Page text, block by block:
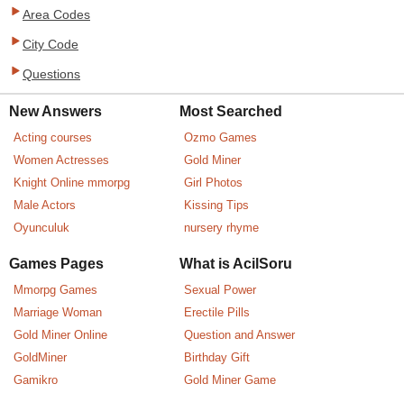
Area Codes
City Code
Questions
New Answers
Acting courses
Women Actresses
Knight Online mmorpg
Male Actors
Oyunculuk
Most Searched
Ozmo Games
Gold Miner
Girl Photos
Kissing Tips
nursery rhyme
Games Pages
Mmorpg Games
Marriage Woman
Gold Miner Online
GoldMiner
Gamikro
What is AcilSoru
Sexual Power
Erectile Pills
Question and Answer
Birthday Gift
Gold Miner Game